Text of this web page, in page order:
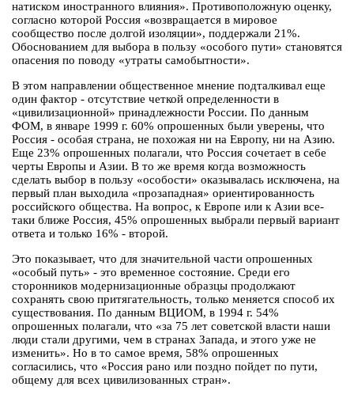
натиском иностранного влияния». Противоположную оценку,
согласно которой Россия «возвращается в мировое
сообщество после долгой изоляции», поддержали 21%.
Обоснованием для выбора в пользу «особого пути» становятся
опасения по поводу «утраты самобытности».
В этом направлении общественное мнение подталкивал еще
один фактор - отсутствие четкой определенности в
«цивилизационной» принадлежности России. По данным
ФОМ, в январе 1999 г. 60% опрошенных были уверены, что
Россия - особая страна, не похожая ни на Европу, ни на Азию.
Еще 23% опрошенных полагали, что Россия сочетает в себе
черты Европы и Азии. В то же время когда возможность
сделать выбор в пользу «особости» оказывалась исключена, на
первый план выходила «прозападная» ориентированность
российского общества. На вопрос, к Европе или к Азии все-
таки ближе Россия, 45% опрошенных выбрали первый вариант
ответа и только 16% - второй.
Это показывает, что для значительной части опрошенных
«особый путь» - это временное состояние. Среди его
сторонников модернизационные образцы продолжают
сохранять свою притягательность, только меняется способ их
существования. По данным ВЦИОМ, в 1994 г. 54%
опрошенных полагали, что «за 75 лет советской власти наши
люди стали другими, чем в странах Запада, и этого уже не
изменить». Но в то самое время, 58% опрошенных
согласились, что «Россия рано или поздно пойдет по пути,
общему для всех цивилизованных стран».